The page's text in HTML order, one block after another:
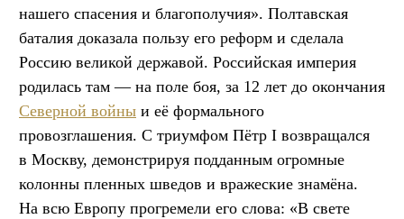
нашего спасения и благополучия». Полтавская
баталия доказала пользу его реформ и сделала
Россию великой державой. Российская империя
родилась там — на поле боя, за 12 лет до окончания
Северной войны и её формального
провозглашения. С триумфом Пётр I возвращался
в Москву, демонстрируя подданным огромные
колонны пленных шведов и вражеские знамёна.
На всю Европу прогремели его слова: «В свете